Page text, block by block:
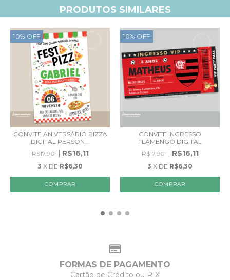
PRODUTOS SIMILARES
10% OFF
CONVITE ANIVERSÁRIO PIZZA
DIGITAL PERSON...
R$17,90
R$16,11
3 X DE R$6,30
10% OFF
CONVITE INGRESSO
FLAMENGO DIGITAL
R$17,90
R$16,11
3 X DE R$6,30
FORMAS DE PAGAMENTO
Cartão de Crédito ou PIX